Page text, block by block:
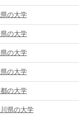
の大学
の大学
の大学
の大学
の大学
県の大学